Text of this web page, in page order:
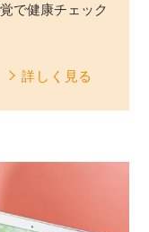
で健康チェック
詳しく見る